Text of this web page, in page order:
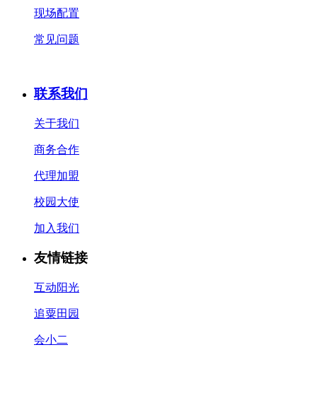
现场配置
常见问题
联系我们
关于我们
商务合作
代理加盟
校园大使
加入我们
友情链接
互动阳光
追粟田园
会小二